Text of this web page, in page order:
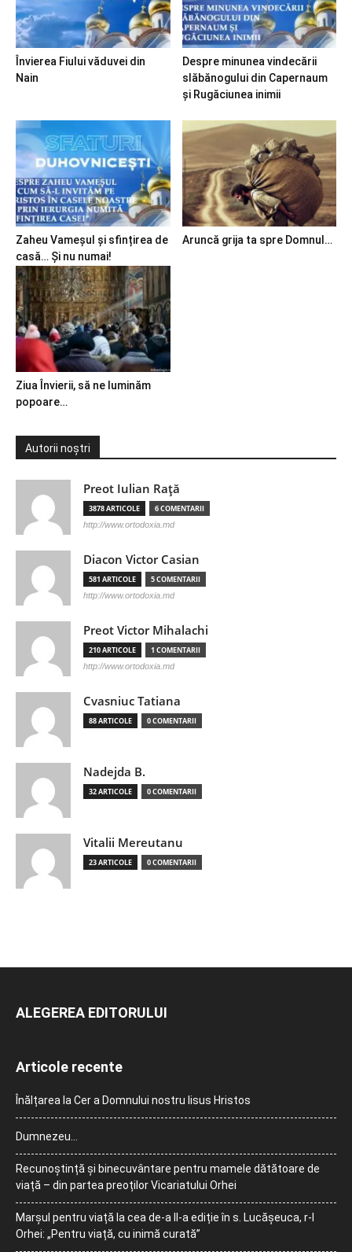
Învierea Fiului văduvei din
Nain
Despre minunea vindecării
slăbănogului din Capernaum
și Rugăciunea inimii
Zaheu Vameșul și sfințirea de
casă… Și nu numai!
Aruncă grija ta spre Domnul…
Ziua Învierii, să ne luminăm
popoare…
Autorii noștri
Preot Iulian Raţă
3878 ARTICOLE 6 COMENTARII
http://www.ortodoxia.md
Diacon Victor Casian
581 ARTICOLE 5 COMENTARII
http://www.ortodoxia.md
Preot Victor Mihalachi
210 ARTICOLE 1 COMENTARII
http://www.ortodoxia.md
Cvasniuc Tatiana
88 ARTICOLE 0 COMENTARII
Nadejda B.
32 ARTICOLE 0 COMENTARII
Vitalii Mereutanu
23 ARTICOLE 0 COMENTARII
ALEGEREA EDITORULUI
Articole recente
Înălțarea la Cer a Domnului nostru Iisus Hristos
Dumnezeu…
Recunoștință și binecuvântare pentru mamele dătătoare de
viață – din partea preoților Vicariatului Orhei
Marșul pentru viață la cea de-a II-a ediție în s. Lucășeuca, r-l
Orhei: „Pentru viață, cu inimă curată”